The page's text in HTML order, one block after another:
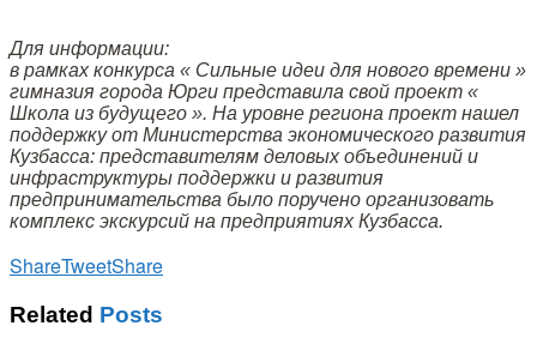
Для информации:
в рамках конкурса « Сильные идеи для нового времени »
гимназия города Юрги представила свой проект «
Школа из будущего ». На уровне региона проект нашел
поддержку от Министерства экономического развития
Кузбасса: представителям деловых объединений и
инфраструктуры поддержки и развития
предпринимательства было поручено организовать
комплекс экскурсий на предприятиях Кузбасса.
ShareTweetShare
Related Posts